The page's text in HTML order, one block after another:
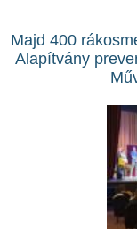
Majd 400
Alapítvány